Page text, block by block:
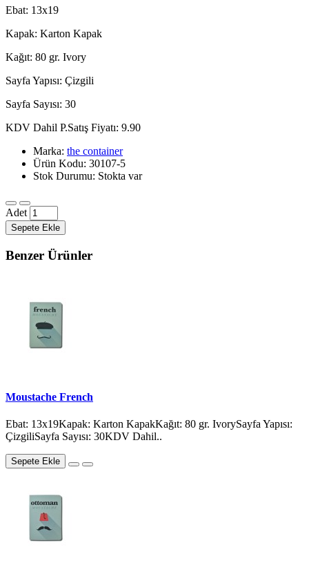
Ebat: 13x19
Kapak: Karton Kapak
Kağıt: 80 gr. Ivory
Sayfa Yapısı: Çizgili
Sayfa Sayısı: 30
KDV Dahil P.Satış Fiyatı: 9.90
Marka: the container
Ürün Kodu: 30107-5
Stok Durumu: Stokta var
Adet
Sepete Ekle
Benzer Ürünler
Moustache French
Ebat: 13x19Kapak: Karton KapakKağıt: 80 gr. IvorySayfa Yapısı:
ÇizgiliSayfa Sayısı: 30KDV Dahil..
Sepete Ekle